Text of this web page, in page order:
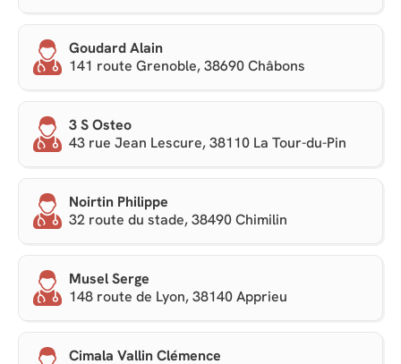
Goudard Alain
141 route Grenoble, 38690 Châbons
3 S Osteo
43 rue Jean Lescure, 38110 La Tour-du-Pin
Noirtin Philippe
32 route du stade, 38490 Chimilin
Musel Serge
148 route de Lyon, 38140 Apprieu
Cimala Vallin Clémence